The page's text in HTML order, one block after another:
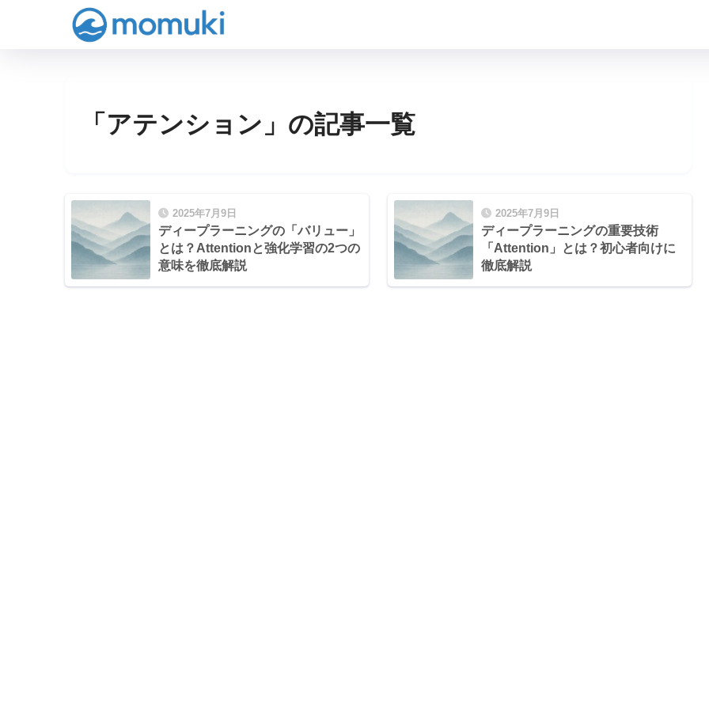
「アテンション」の記事一覧
2025年7月9日
ディープラーニングの「バリュー」
とは？Attentionと強化学習の2つの
意味を徹底解説
2025年7月9日
ディープラーニングの重要技術
「Attention」とは？初心者向けに
徹底解説